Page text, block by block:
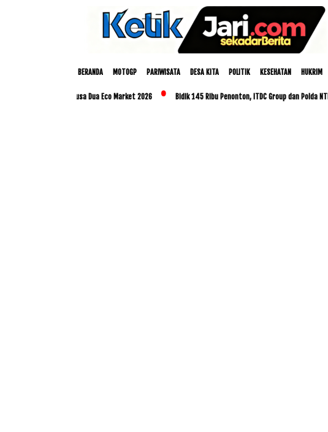
BERANDA MOTOGP PARIWISATA DESA KITA POLITIK KESEHATAN HUKRIM
melalui Nusa Dua Eco Market 2026 Bidik 145 Ribu Penonton, ITDC Group dan Polda NTB